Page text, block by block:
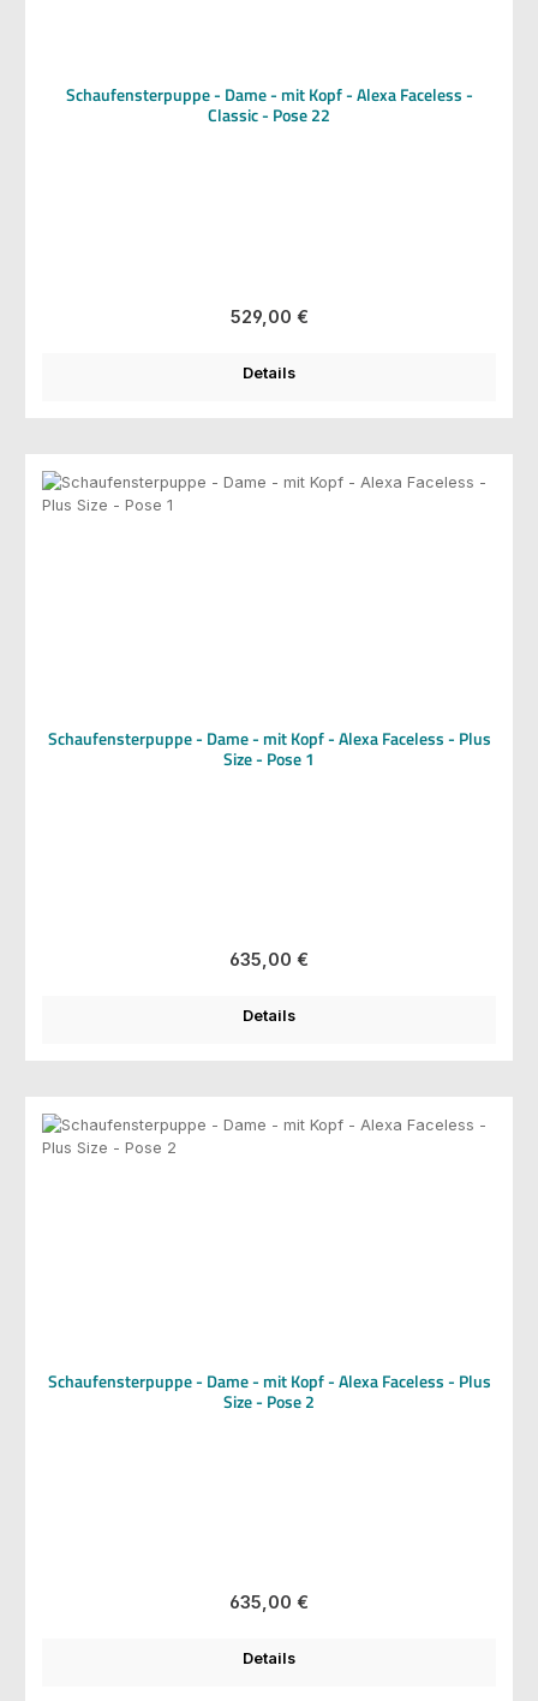
Schaufensterpuppe - Dame - mit Kopf - Alexa Faceless -
Classic - Pose 22
Regulärer Preis:
529,00 €
Details
Schaufensterpuppe - Dame - mit Kopf - Alexa Faceless - Plus
Size - Pose 1
Regulärer Preis:
635,00 €
Details
Schaufensterpuppe - Dame - mit Kopf - Alexa Faceless - Plus
Size - Pose 2
Regulärer Preis:
635,00 €
Details